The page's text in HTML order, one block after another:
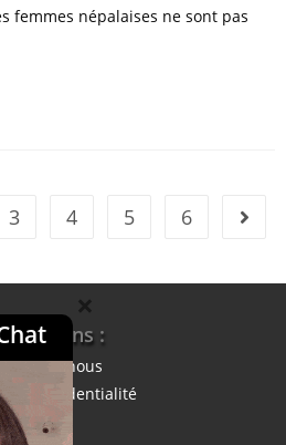
femmes népalaises ne sont pas
épouses
3 4 5 6 Go
:
de nous
de confidentialité
×